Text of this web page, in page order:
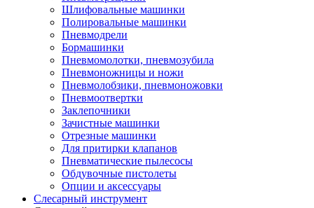
Шлифовальные машинки
Полировальные машинки
Пневмодрели
Бормашинки
Пневмомолотки, пневмозубила
Пневмоножницы и ножи
Пневмолобзики, пневмоножовки
Пневмоотвертки
Заклепочники
Зачистные машинки
Отрезные машинки
Для притирки клапанов
Пневматические пылесосы
Обдувочные пистолеты
Опции и аксессуары
Слесарный инструмент